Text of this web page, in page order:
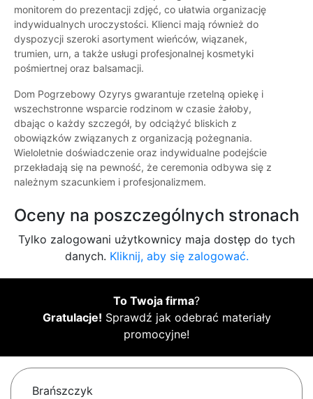
monitorem do prezentacji zdjęć, co ułatwia organizację
indywidualnych uroczystości. Klienci mają również do
dyspozycji szeroki asortyment wieńców, wiązanek,
trumien, urn, a także usługi profesjonalnej kosmetyki
pośmiertnej oraz balsamacji.
Dom Pogrzebowy Ozyrys gwarantuje rzetelną opiekę i
wszechstronne wsparcie rodzinom w czasie żałoby,
dbając o każdy szczegół, by odciążyć bliskich z
obowiązków związanych z organizacją pożegnania.
Wieloletnie doświadczenie oraz indywidualne podejście
przekładają się na pewność, że ceremonia odbywa się z
należnym szacunkiem i profesjonalizmem.
Oceny na poszczególnych stronach
Tylko zalogowani użytkownicy maja dostęp do tych
danych. Kliknij, aby się zalogować.
To Twoja firma?
Gratulacje! Sprawdź jak odebrać materiały
promocyjne!
Brańszczyk